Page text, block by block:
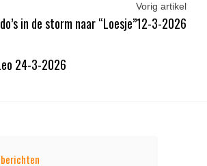
Vorig artikel
in de storm naar “Loesje”12-3-2026
24-3-2026